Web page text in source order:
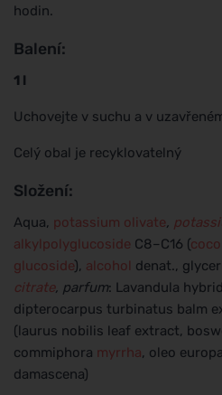
hodin.
Balení:
1 l
Uchovejte v suchu a v
Celý obal je recyklovatelný
Složení:
Aqua, potassium olivate,
alkylpolyglucoside C8–C16 (
glucoside), alcohol denat.,
citrate, parfum: Lavandula
dipterocarpus turbinatus balm
(laurus nobilis leaf extract,
commiphora myrrha, oleo
damascena)